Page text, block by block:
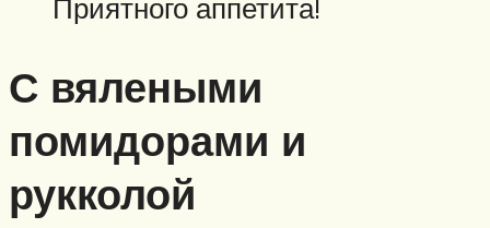
Приятного аппетита!
С вялеными
помидорами и
рукколой